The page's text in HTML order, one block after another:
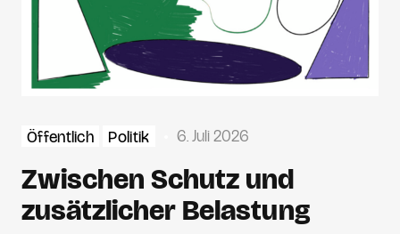
Öffentlich Politik 6. Juli 2026
Zwischen Schutz und
zusätzlicher Belastung